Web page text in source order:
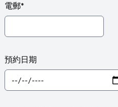
電郵*
預約日期